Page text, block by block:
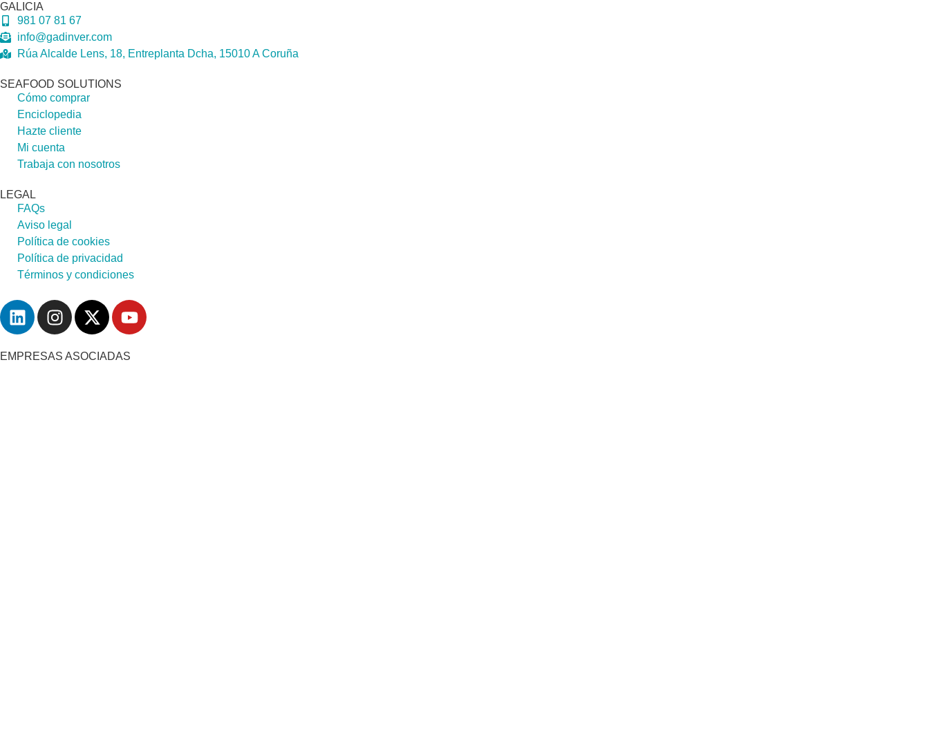
GALICIA
981 07 81 67
info@gadinver.com
Rúa Alcalde Lens, 18, Entreplanta Dcha, 15010 A Coruña
SEAFOOD SOLUTIONS
Cómo comprar
Enciclopedia
Hazte cliente
Mi cuenta
Trabaja con nosotros
LEGAL
FAQs
Aviso legal
Política de cookies
Política de privacidad
Términos y condiciones
EMPRESAS ASOCIADAS